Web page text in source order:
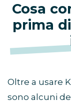
Cosa
prima
Oltre a usare
sono alcuni